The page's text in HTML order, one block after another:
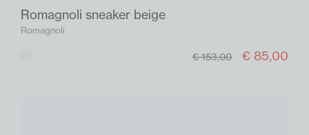
Romagnoli sneaker beige
Romagnoli
€ 153,00 € 85,00